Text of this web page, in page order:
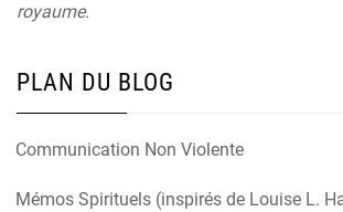
royaume.
PLAN DU BLOG
Communication Non Violente
Mémos Spirituels (inspirés de Louise L.